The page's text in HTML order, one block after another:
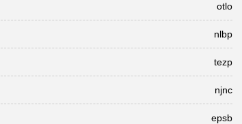
otlo
nlbp
tezp
njnc
epsb